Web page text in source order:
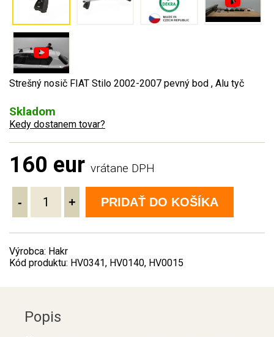
Strešný nosič FIAT Stilo 2002-2007 pevný bod , Alu tyč
Skladom
Kedy dostanem tovar?
160 eur vrátane DPH
- + PRIDAŤ DO KOŠÍKA
Výrobca: Hakr
Kód produktu: HV0341, HV0140, HV0015
Popis